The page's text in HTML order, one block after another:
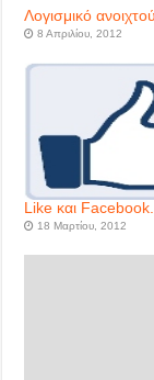
Λογισμικό
8 Απριλίου, 2012
Like και
18 Μαρτίου, 2012